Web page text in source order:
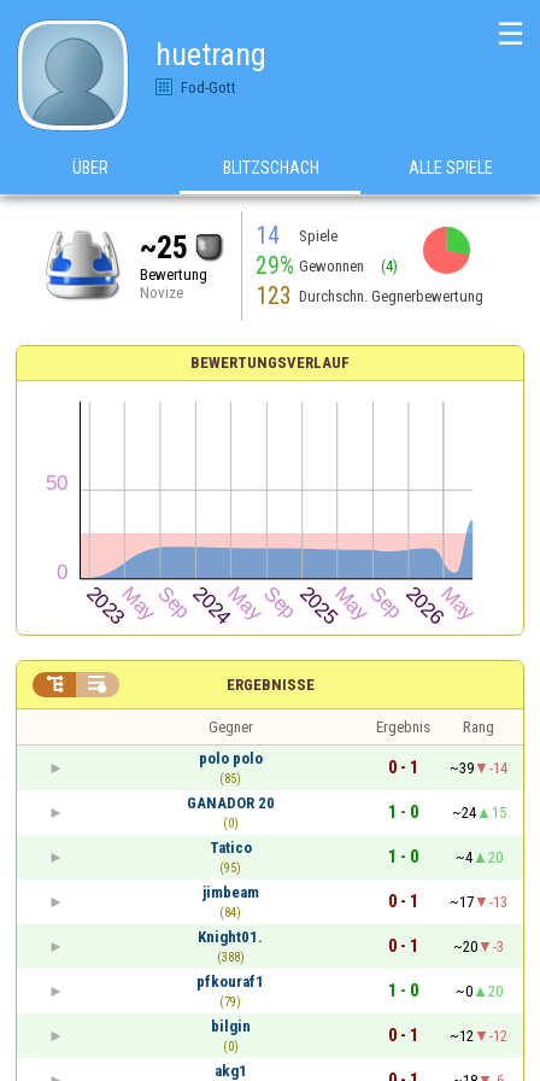
huetrang
Fod-Gott
☰
ÜBER BLITZSCHACH ALLE SPIELE
~25
Bewertung
Novize
14 Spiele
29% Gewonnen (4)
123 Durchschn. Gegnerbewertung
BEWERTUNGSVERLAUF
ERGEBNISSE
 
Gegner Ergebnis
Rang
polo polo
(85)
0 - 1 ~39
-14
GANADOR 20
(0)
1 - 0 ~24
15
Tatico
(95)
1 - 0 ~4
20
jimbeam
(84)
0 - 1 ~17
-13
Knight01.
(388)
0 - 1 ~20
-3
pfkouraf1
(79)
1 - 0 ~0
20
bilgin
(0)
0 - 1 ~12
-12
akg1